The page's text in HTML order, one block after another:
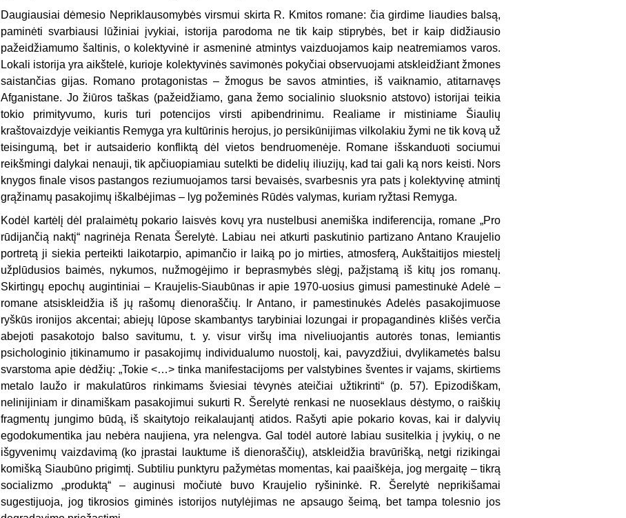
Daugiausiai dėmesio Nepriklausomybės virsmui skirta R. Kmitos romane: čia girdime liaudies balsą,
paminėti svarbiausi lūžiniai įvykiai, istorija parodoma ne tik kaip stiprybės, bet ir kaip didžiausio
pažeidžiamumo šaltinis, o kolektyvinė ir asmeninė atmintys vaizduojamos kaip neatremiamos varos.
Lokali istorija yra aikštelė, kurioje kolektyvinės savimonės pokyčiai observuojami atskleidžiant žmones
saistančias gijas. Romano protagonistas – žmogus be savos atminties, iš vaiknamio, atitarnavęs
Afganistane. Jo žiūros taškas (pažeidžiamo, gana žemo socialinio sluoksnio atstovo) istorijai teikia
tokio primityvumo, kuris turi potencijos virsti apibendrinimu. Realiame ir mistiniame Šiaulių
kraštovaizdyje veikiantis Remyga yra kultūrinis herojus, jo persikūnijimas vilkolakiu žymi ne tik kovą už
teisingumą, bet ir autsaiderio konfliktą dėl vietos bendruomenėje. Romane išskanduoti sociumui
reikšmingi dalykai nenauji, tik apčiuopiamiau sutelkti be didelių iliuzijų, kad tai gali ką nors keisti. Nors
knygos finale visos pastangos reziumuojamos tarsi bevaisės, svarbesnis yra pats į kolektyvinę atmintį
grąžinamų pasakojimų iškalbėjimas – lyg požeminės Rūdės valymas, kuriam ryžtasi Remyga.
Kodėl kartėlį dėl pralaimėtų pokario laisvės kovų yra nustelbusi anemiška indiferencija, romane „Pro
rūdijančią naktį“ nagrinėja Renata Šerelytė. Labiau nei atkurti paskutinio partizano Antano Kraujelio
portretą ji siekia perteikti laikotarpio, apimančio ir laiką po jo mirties, atmosferą, Aukštaitijos miestelį
užplūdusios baimės, nykumos, nužmogėjimo ir beprasmybės slėgį, pažįstamą iš kitų jos romanų.
Skirtingų epochų augintiniai – Kraujelis-Siaubūnas ir apie 1970-uosius gimusi pamestinukė Adelė –
romane atsiskleidžia iš jų rašomų dienoraščių. Ir Antano, ir pamestinukės Adelės pasakojimuose
ryškūs ironijos akcentai; abiejų lūpose skambantys tarybiniai lozungai ir propagandinės klišės verčia
abejoti pasakotojo balso savitumu, t. y. visur viršų ima niveliuojantis autorės tonas, lemiantis
psichologinio įtikinamumo ir pasakojimų individualumo nuostolį, kai, pavyzdžiui, dvylikametės balsu
svarstoma apie dėdžių: „Tokie <…> tinka manifestacijoms per valstybines šventes ir vajams, skirtiems
metalo laužo ir makulatūros rinkimams šviesiai tėvynės ateičiai užtikrinti“ (p. 57). Epizodiškam,
nelinijiniam ir dinamiškam pasakojimui sukurti R. Šerelytė renkasi ne nuoseklaus dėstymo, o raiškių
fragmentų jungimo būdą, iš skaitytojo reikalaujantį atidos. Rašyti apie pokario kovas, kai ir dalyvių
egodokumentika jau nebėra naujiena, yra nelengva. Gal todėl autorė labiau susitelkia į įvykių, o ne
išgyvenimų vaizdavimą (ko įprastai lauktume iš dienoraščių), atskleidžia bravūrišką, netgi rizikingai
komišką Siaubūno prigimtį. Subtiliu punktyru pažymėtas momentas, kai paaiškėja, jog mergaitę – tikrą
socializmo „produktą“ – auginusi močiutė buvo Kraujelio ryšininkė. R. Šerelytė neprikišamai
sugestijuoja, jog tikrosios giminės istorijos nutylėjimas ne apsaugo šeimą, bet tampa tolesnio jos